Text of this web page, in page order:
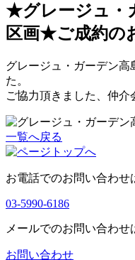
★グレージュ・
区画★ご成約の
グレージュ・ガーデン
た。
ご協力頂きました、仲介
一覧へ戻る
お電話でのお問い合わせ
03-5990-6186
メールでのお問い合わせ
お問い合わせ